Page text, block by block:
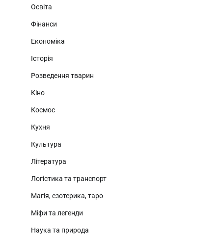
Освіта
Фінанси
Економіка
Історія
Розведення тварин
Кіно
Космос
Кухня
Культура
Література
Логістика та транспорт
Магія, езотерика, таро
Міфи та легенди
Наука та природа